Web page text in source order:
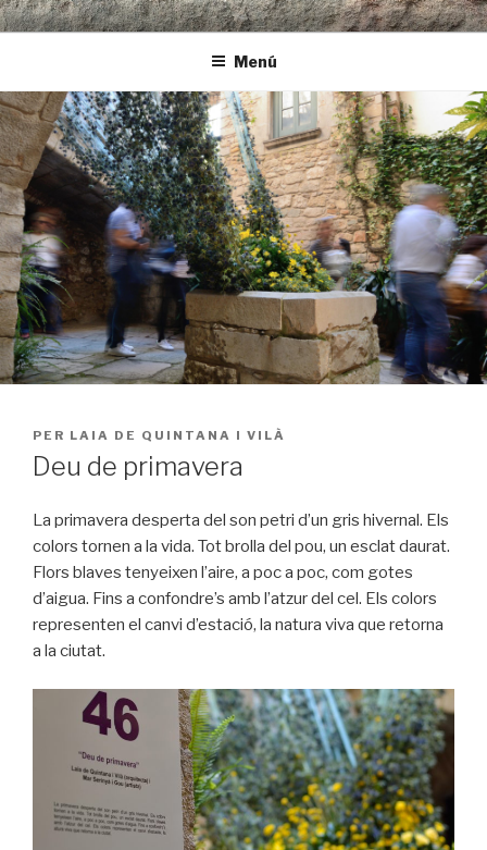
Vés
al
LAR | arquitectura i rehabilitació
Menú
PUBLICAT
A
PER LAIA DE QUINTANA I VILÀ
Deu de primavera
La primavera desperta del son petri d’un gris hivernal. Els
colors tornen a la vida. Tot brolla del pou, un esclat daurat.
Flors blaves tenyeixen l’aire, a poc a poc, com gotes
d’aigua. Fins a confondre’s amb l’atzur del cel. Els colors
representen el canvi d’estació, la natura viva que retorna
a la ciutat.